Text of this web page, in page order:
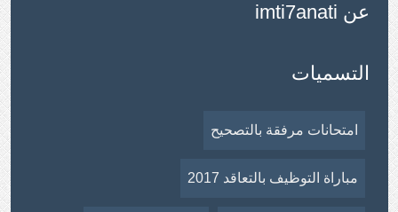
عن imti7anati
التسميات
امتحانات مرفقة بالتصحيح
مباراة التوظيف بالتعاقد 2017